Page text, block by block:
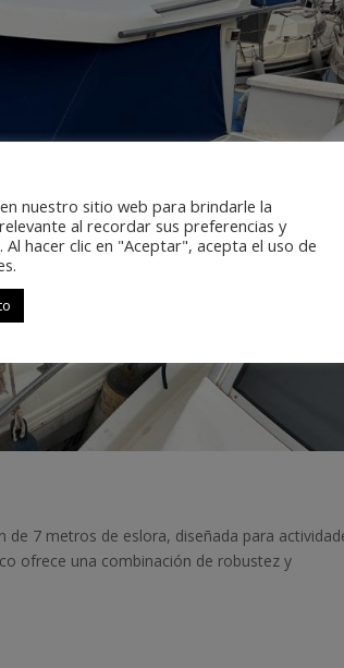
de 7 metros de eslora, diseñada para
ofrece una combinación de robustez y
nuestro sitio web para brindarle la
al recordar sus preferencias y
hacer clic en "Aceptar", acepta el uso de